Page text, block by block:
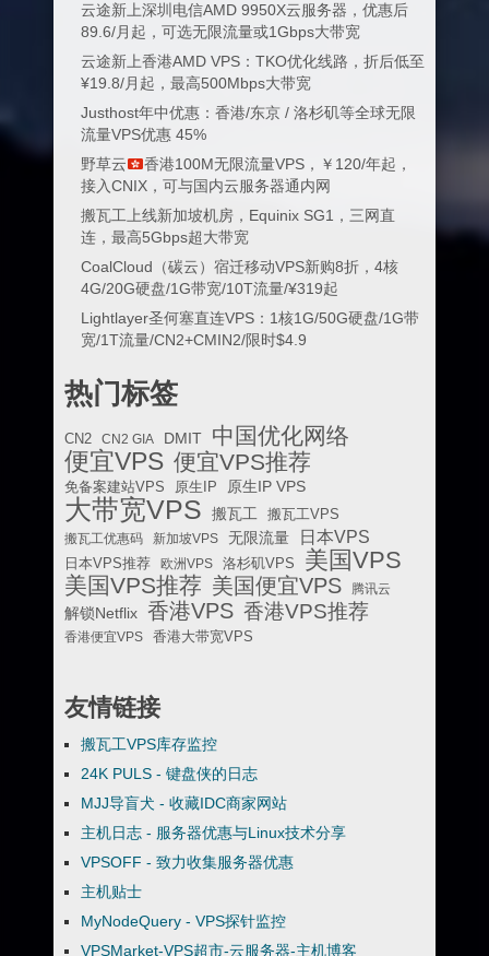
云途新上深圳电信AMD 9950X云服务器，优惠后
89.6/月起，可选无限流量或1Gbps大带宽
云途新上香港AMD VPS：TKO优化线路，折后低至
¥19.8/月起，最高500Mbps大带宽
Justhost年中优惠：香港/东京 / 洛杉矶等全球无限
流量VPS优惠 45%
野草云
香港100M无限流量VPS，￥120/年起，
接入CNIX，可与国内云服务器通内网
搬瓦工上线新加坡机房，Equinix SG1，三网直
连，最高5Gbps超大带宽
CoalCloud（碳云）宿迁移动VPS新购8折，4核
4G/20G硬盘/1G带宽/10T流量/¥319起
Lightlayer圣何塞直连VPS：1核1G/50G硬盘/1G带
宽/1T流量/CN2+CMIN2/限时$4.9
热门标签
CN2 CN2 GIA DMIT 中国优化网络
便宜VPS 便宜VPS推荐
免备案建站VPS 原生IP 原生IP VPS
大带宽VPS 搬瓦工
搬瓦工VPS
搬瓦工优惠码
新加坡VPS 无限流量 日本VPS
日本VPS推荐 欧洲VPS 洛杉矶VPS 美国VPS
美国VPS推荐 美国便宜VPS 腾讯云
解锁Netflix 香港VPS 香港VPS推荐
香港便宜VPS 香港大带宽VPS
友情链接
搬瓦工VPS库存监控
24K PULS - 键盘侠的日志
MJJ导盲犬 - 收藏IDC商家网站
主机日志 - 服务器优惠与Linux技术分享
VPSOFF - 致力收集服务器优惠
主机贴士
MyNodeQuery - VPS探针监控
VPSMarket-VPS超市-云服务器-主机博客